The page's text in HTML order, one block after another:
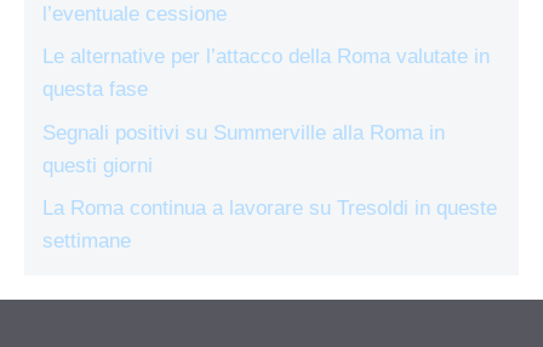
l’eventuale cessione
Le alternative per l’attacco della Roma valutate in
questa fase
Segnali positivi su Summerville alla Roma in
questi giorni
La Roma continua a lavorare su Tresoldi in queste
settimane